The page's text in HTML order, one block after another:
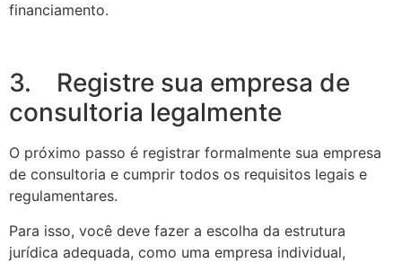
financiamento.
3. Registre sua empresa de
consultoria legalmente
O próximo passo é registrar formalmente sua empresa
de consultoria e cumprir todos os requisitos legais e
regulamentares.
Para isso, você deve fazer a escolha da estrutura
jurídica adequada, como uma empresa individual,